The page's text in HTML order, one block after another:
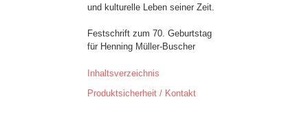
und kulturelle Leben seiner Zeit.
Festschrift zum 70. Geburtstag
für Henning Müller-Buscher
Inhaltsverzeichnis
Produktsicherheit / Kontakt